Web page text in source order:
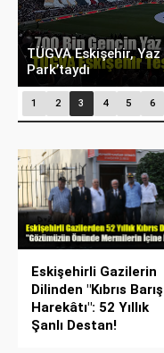
TÜGVA Eskişehir,
Park’taydı
1 2 3 4 5 6
Eskişehirli Gazilerin
Dilinden "Kıbrıs Barış
Harekâtı": 52 Yıllık
Şanlı Destan!